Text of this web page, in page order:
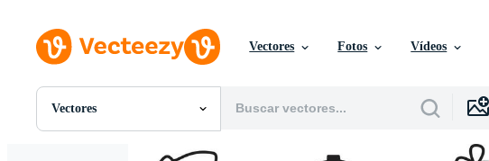
Vectores Fotos Vídeos
Vectores
Todas Imágenes